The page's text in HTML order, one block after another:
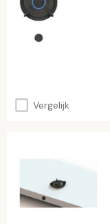
Vergelijk